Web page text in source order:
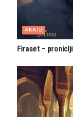
AKAID
Firaset –